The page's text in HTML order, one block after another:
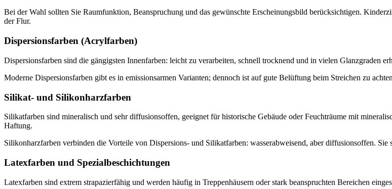
Bei der Wahl sollten Sie Raumfunktion, Beanspruchung und das gewünschte Erscheinungsbild berücksichtigen.
der Flur.
Dispersionsfarben (Acrylfarben)
Dispersionsfarben sind die gängigsten Innenfarben: leicht zu verarbeiten, schnell trocknend und in vielen Glanzgraden
Moderne Dispersionsfarben gibt es in emissionsarmen Varianten; dennoch ist auf gute Belüftung beim Streichen zu
Silikat- und Silikonharzfarben
Silikatfarben sind mineralisch und sehr diffusionsoffen, geeignet für historische Gebäude oder Feuchträume mit
Haftung.
Silikonharzfarben verbinden die Vorteile von Dispersions- und Silikatfarben: wasserabweisend, aber diffusionsoffen. Sie
Latexfarben und Spezialbeschichtungen
Latexfarben sind extrem strapazierfähig und werden häufig in Treppenhäusern oder stark beanspruchten Bereichen